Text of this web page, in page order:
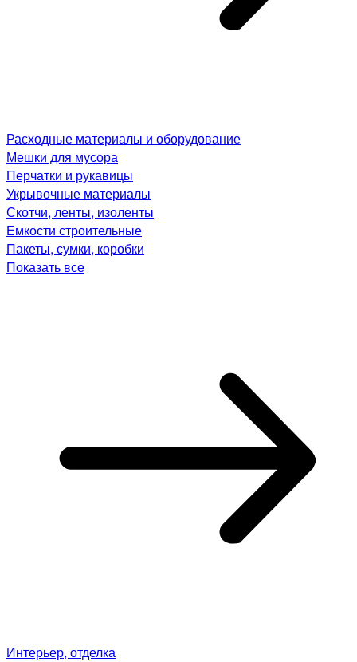
Расходные материалы и оборудование
Мешки для мусора
Перчатки и рукавицы
Укрывочные материалы
Скотчи, ленты, изоленты
Емкости строительные
Пакеты, сумки, коробки
Показать все
Интерьер, отделка